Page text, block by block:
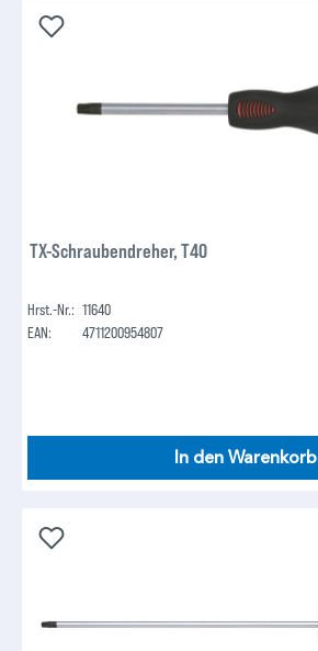
TX-Schraubendreher, T40
Hrst.-Nr.: 11640
EAN:
4711200954807
In den Warenkorb